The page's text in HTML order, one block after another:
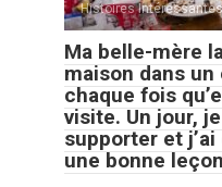
Histoires Intéressantes
Ma belle-mère
maison dans
chaque fois
visite. Un jour,
supporter et
une bonne